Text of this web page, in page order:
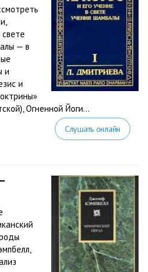
— в
и
и
Огненной Йоги...
Слушать онлайн